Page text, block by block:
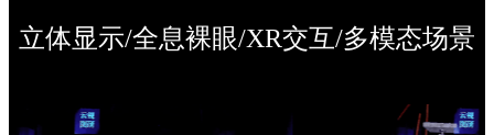
立体显示/全息裸眼/XR交互/多模态场景